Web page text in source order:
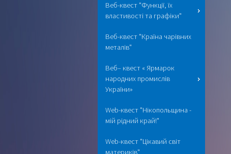
Веб-квест "Функції, їх
властивості та графіки"
Веб-квест "Країна чарівних
металів"
Веб– квест « Ярмарок
народних промислів
України»
Web-квест "Нікопольщина -
мій рідний край!"
Web-квест "Цікавий світ
материків"